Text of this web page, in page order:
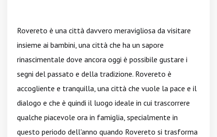
Rovereto è una città davvero meravigliosa da visitare
insieme ai bambini, una città che ha un sapore
rinascimentale dove ancora oggi è possibile gustare i
segni del passato e della tradizione. Rovereto è
accogliente e tranquilla, una città che vuole la pace e il
dialogo e che è quindi il luogo ideale in cui trascorrere
qualche piacevole ora in famiglia, specialmente in
questo periodo dell'anno quando Rovereto si trasforma